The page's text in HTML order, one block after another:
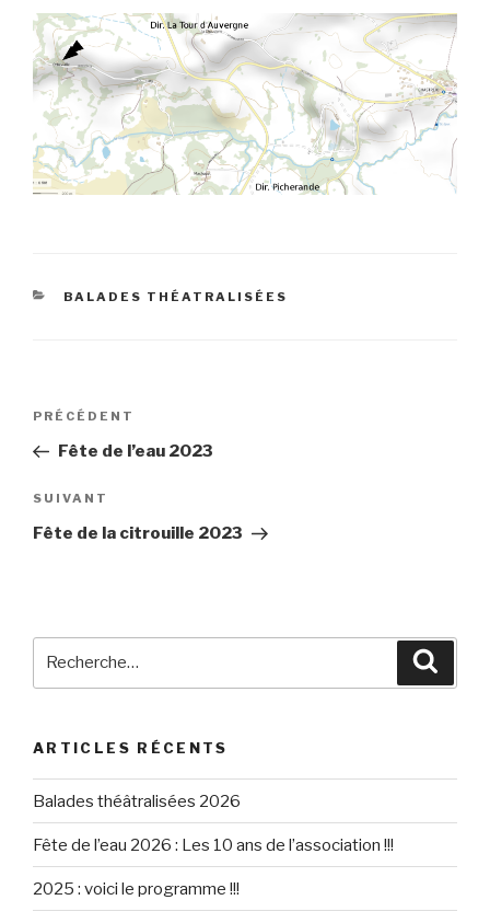
CATÉGORIES
BALADES THÉATRALISÉES
Navigation
l’article
Article
précédent
PRÉCÉDENT
Fête de l’eau 2023
Article
suivant
SUIVANT
Fête de la citrouille 2023
ARTICLES RÉCENTS
Balades théâtralisées 2026
Fête de l’eau 2026 : Les 10 ans de l’association !!!
2025 : voici le programme !!!